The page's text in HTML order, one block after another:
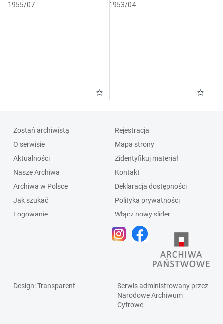
1955/07
1953/04
Zostań archiwistą
O serwisie
Aktualności
Nasze Archiwa
Archiwa w Polsce
Jak szukać
Logowanie
Rejestracja
Mapa strony
Zidentyfikuj materiał
Kontakt
Deklaracja dostępności
Polityka prywatności
Włącz nowy slider
Design: Transparent
Serwis administrowany przez
Narodowe Archiwum
Cyfrowe